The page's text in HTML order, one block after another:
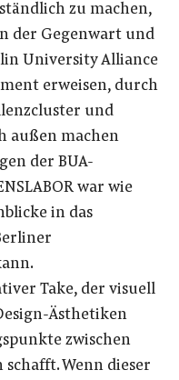
zu machen,
der Gegenwart und
University Alliance
erweisen, durch
und
außen machen
der BUA-
war wie
in das
Take, der visuell
Ästhetiken
zwischen
Wenn dieser